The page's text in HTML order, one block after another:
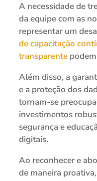
A necessidade de
da equipe com as
representar um
de capacitação
transparente
Além disso, a
e a proteção dos
tornam-se
investimentos
segurança e
digitais.
Ao reconhecer e
de maneira